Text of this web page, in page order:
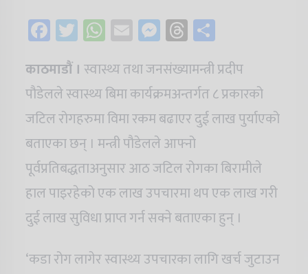
Facebook
Twitter
WhatsApp
EmailMessenger
Threads
काठमाडौं । स्वास्थ्य तथा जनसंख्यामन्त्री प्रदीप
पौडेलले स्वास्थ्य बिमा कार्यक्रमअन्तर्गत ८ प्रकारको
जटिल रोगहरुमा विमा रकम बढाएर दुई लाख पुर्याएको
बताएका छन् । मन्त्री पौडेलले आफ्नो
पूर्वप्रतिबद्धताअनुसार आठ जटिल रोगका बिरामीले
हाल पाइरहेको एक लाख उपचारमा थप एक लाख गरी
दुई लाख सुविधा प्राप्त गर्न सक्ने बताएका हुन् ।
‘कडा रोग लागेर स्वास्थ्य उपचारका लागि खर्च जुटाउन